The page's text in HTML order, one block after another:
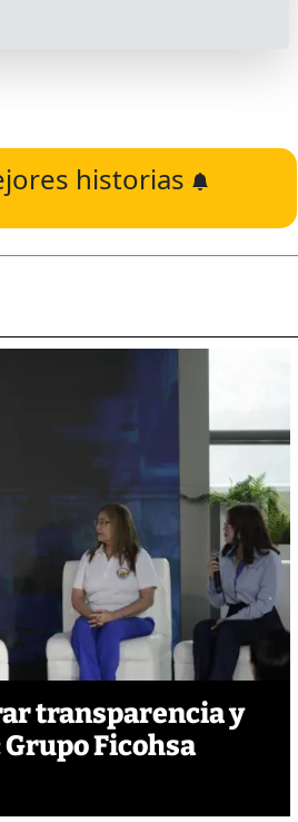
historias
transparencia y
Ficohsa